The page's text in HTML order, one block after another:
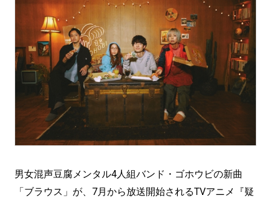
男女混声豆腐メンタル4人組バンド・ゴホウビの新曲
「ブラウス」が、7月から放送開始されるTVアニメ『疑